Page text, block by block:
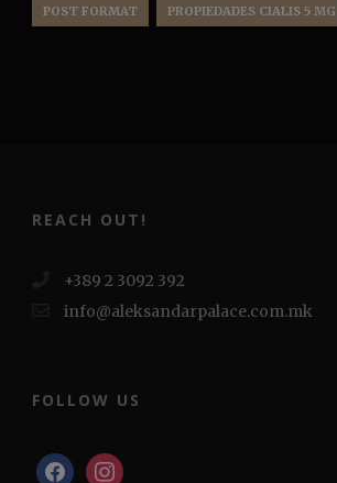
POST FORMAT PROPIEDADES CIALIS 5 MG
REACH OUT!
+389 2 3092 392
info@aleksandarpalace.com.mk
FOLLOW US
facebookinstagram